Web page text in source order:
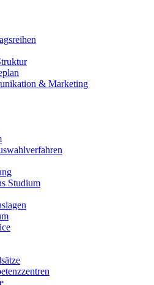
& Marketing
Studium